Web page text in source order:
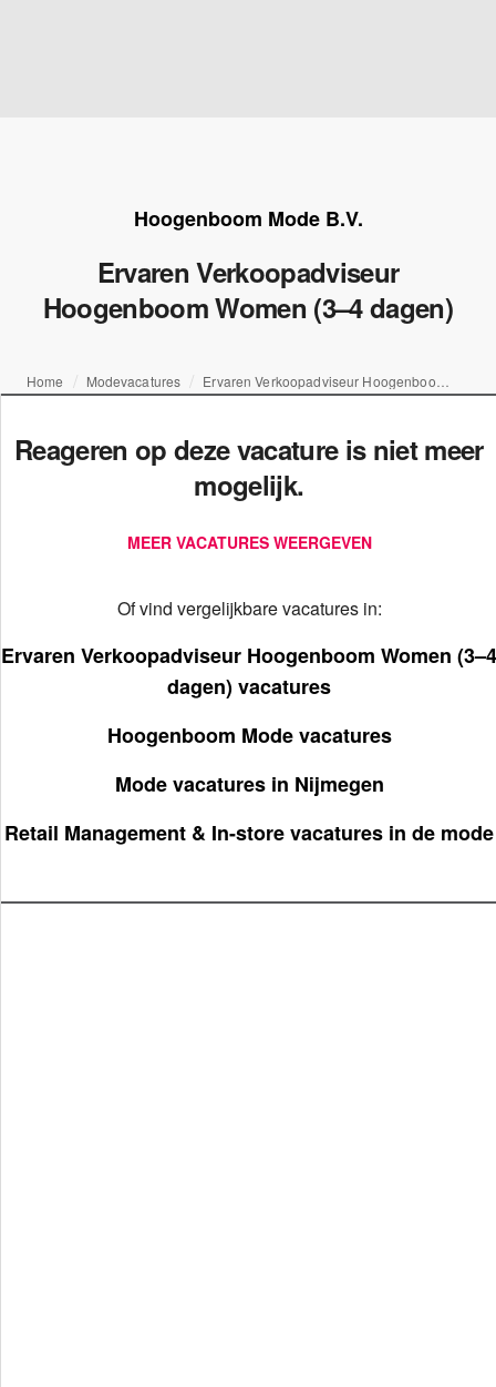
Hoogenboom Mode B.V.
Ervaren Verkoopadviseur
Hoogenboom Women (3–4 dagen)
Home Modevacatures
Reageren op deze vacature is niet meer
mogelijk.
MEER VACATURES WEERGEVEN
Of vind vergelijkbare vacatures in:
Ervaren Verkoopadviseur Hoogenboom Women (3–4
dagen) vacatures
Hoogenboom Mode vacatures
Mode vacatures in Nijmegen
Retail Management & In-store vacatures in de mode